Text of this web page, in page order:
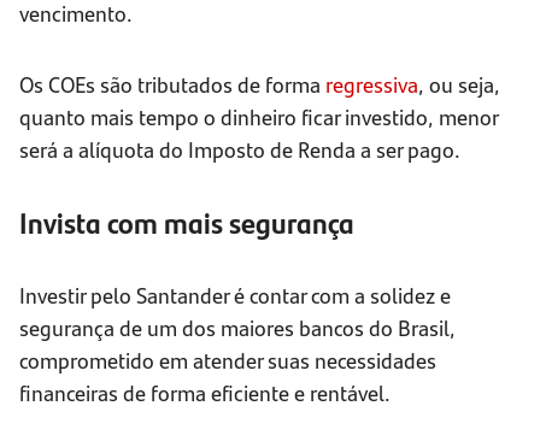
vencimento.
Os COEs são tributados de forma regressiva, ou seja,
quanto mais tempo o dinheiro ficar investido, menor
será a alíquota do Imposto de Renda a ser pago.
Invista com mais segurança
Investir pelo Santander é contar com a solidez e
segurança de um dos maiores bancos do Brasil,
comprometido em atender suas necessidades
financeiras de forma eficiente e rentável.